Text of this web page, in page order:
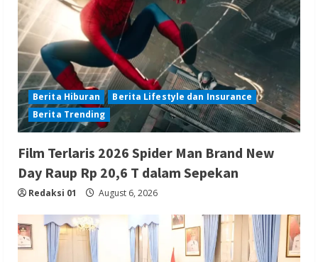
Berita Hiburan
Berita Lifestyle dan Insurance
Berita Trending
Film Terlaris 2026 Spider Man Brand New
Day Raup Rp 20,6 T dalam Sepekan
Redaksi 01 August 6, 2026